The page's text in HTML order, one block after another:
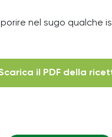
nel sugo qualche
il PDF della